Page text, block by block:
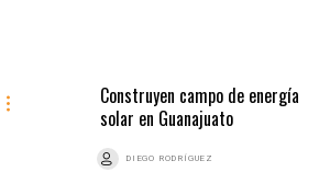
Construyen campo de energía
solar en Guanajuato
DIEGO RODRÍGUEZ